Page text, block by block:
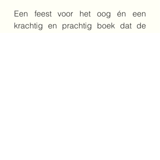
Een feest voor het oog én een
krachtig en prachtig boek dat de